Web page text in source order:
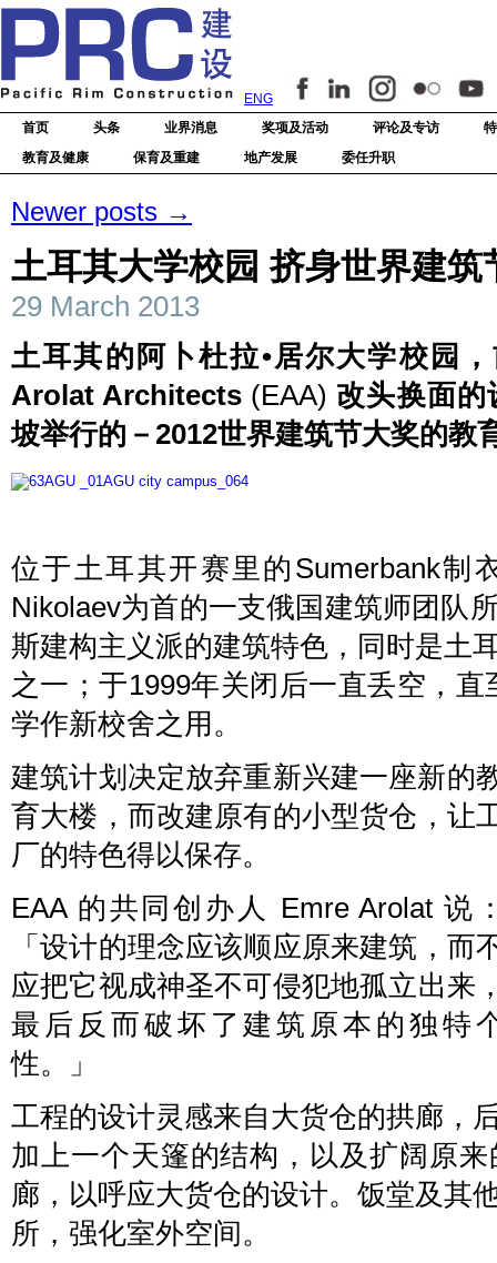
ENG
首页
头条 业界消息 奖项及活动 评论及专访
教育及健康
保育及重建 地产发展 委任升职
Newer posts →
土耳其大学校园 挤身世界建筑
29 March 2013
土耳其的阿卜杜拉•居尔大学校园
Arolat Architects (EAA) 改头换面的
坡举行的－ 2012世界建筑节大奖的教
位于土耳其开赛里的Sumerbank制
Nikolaev为首的一支俄国建筑师团队
斯建构主义派的建筑特色，同时是土
之一；于1999年关闭后一直丢空，
学作新校舍之用。
建筑计划决定放弃重新兴建一座新的
育大楼，而改建原有的小型货仓，让
厂的特色得以保存。
EAA 的共同创办人 Emre Arolat 说
「设计的理念应该顺应原来建筑，而
应把它视成神圣不可侵犯地孤立出来
最后反而破坏了建筑原本的独特
性。」
工程的设计灵感来自大货仓的拱廊，
加上一个天篷的结构，以及扩阔原
廊，以呼应大货仓的设计。饭堂及其
所，强化室外空间。